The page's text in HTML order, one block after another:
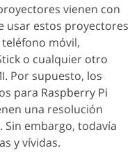
vienen con
usar estos proyectores
móvil,
o cualquier otro
Por supuesto, los
para Raspberry Pi
una resolución
Sin embargo, todavía
y vívidas.